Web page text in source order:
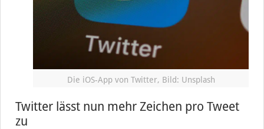
Die iOS-App von Twitter, Bild: Unsplash
Twitter lässt nun mehr Zeichen pro Tweet
zu